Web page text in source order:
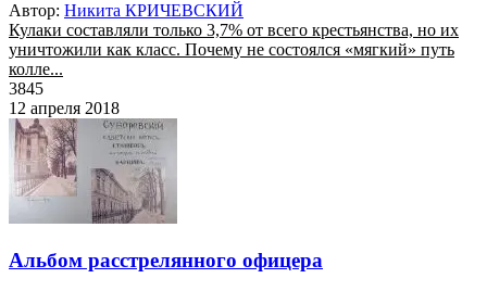
Автор: Никита КРИЧЕВСКИЙ
Кулаки составляли только 3,7% от всего крестьянства, но их
уничтожили как класс. Почему не состоялся «мягкий» путь
колле...
3845
12 апреля 2018
Альбом расстрелянного офицера